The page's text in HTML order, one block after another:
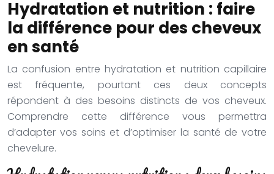
Hydratation et nutrition : faire
la différence pour des cheveux
en santé
La confusion entre hydratation et nutrition capillaire
est fréquente, pourtant ces deux concepts
répondent à des besoins distincts de vos cheveux.
Comprendre cette différence vous permettra
d’adapter vos soins et d’optimiser la santé de votre
chevelure.